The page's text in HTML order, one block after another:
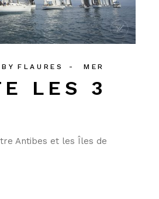
BY FLAURES MER
LES 3
Antibes et les Îles de